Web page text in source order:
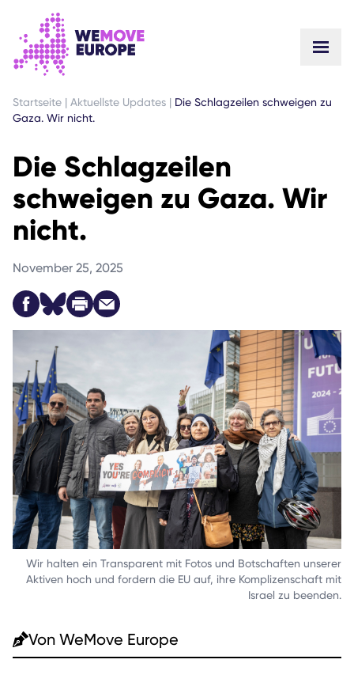
GEHEN SIE ZUM HAUPTINHALT
ZUR FUSSZEILENNAVIGATION SPRINGEN
Startseite | Aktuellste Updates | Die Schlagzeilen schweigen zu
Gaza. Wir nicht.
Die Schlagzeilen
schweigen zu Gaza. Wir
nicht.
November 25, 2025
Wir halten ein Transparent mit Fotos und Botschaften unserer
Aktiven hoch und fordern die EU auf, ihre Komplizenschaft mit
Israel zu beenden.
Von WeMove Europe